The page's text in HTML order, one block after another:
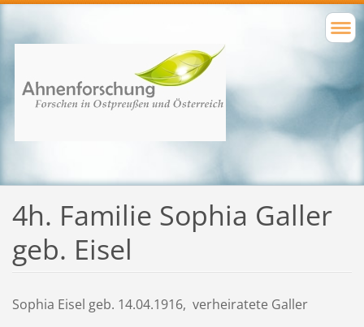
4h. Familie Sophia Galler
geb. Eisel
Sophia Eisel geb. 14.04.1916, verheiratete Galler